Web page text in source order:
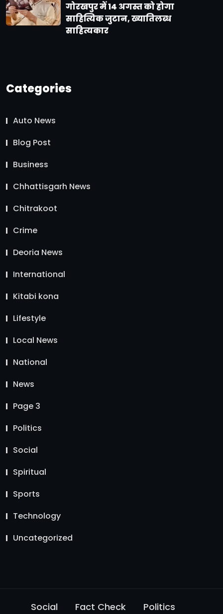
गोरखपुर में 14 अगस्त को होगा
साहित्यिक जुटान, ख्यातिलब्ध
साहित्यकार
Categories
Auto News
Blog Post
Business
Chhattisgarh News
Chitrakoot
Crime
Deoria News
International
Kitabi kona
Lifestyle
Local News
National
News
Page 3
Politics
Social
Spiritual
Sports
Technology
Uncategorized
Social Fact Check Politics